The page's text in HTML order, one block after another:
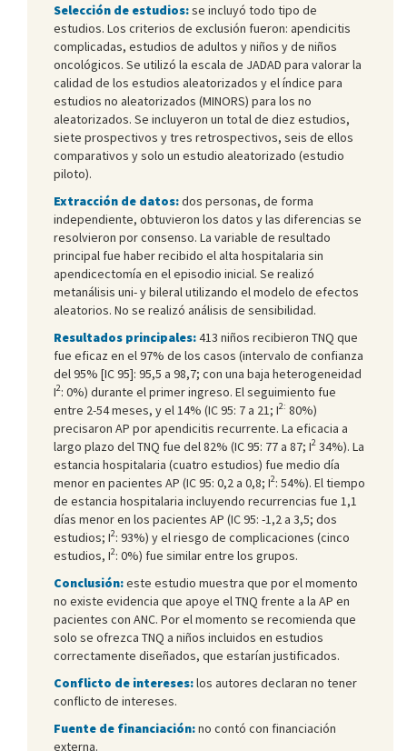
Selección de estudios:se incluyó todo tipo de
estudios. Los criterios de exclusión fueron: apendicitis
complicadas, estudios de adultos y niños y de niños
oncológicos. Se utilizó la escala de JADAD para valorar la
calidad de los estudios aleatorizados y el índice para
estudios no aleatorizados (MINORS) para los no
aleatorizados. Se incluyeron un total de diez estudios,
siete prospectivos y tres retrospectivos, seis de ellos
comparativos y solo un estudio aleatorizado (estudio
piloto).
Extracción de datos:dos personas, de forma
independiente, obtuvieron los datos y las diferencias se
resolvieron por consenso. La variable de resultado
principal fue haber recibido el alta hospitalaria sin
apendicectomía en el episodio inicial. Se realizó
metanálisis uni- y bileral utilizando el modelo de efectos
aleatorios. No se realizó análisis de sensibilidad.
Resultados principales:413 niños recibieron TNQ que
fue eficaz en el 97% de los casos (intervalo de confianza
del 95% [IC 95]: 95,5 a 98,7; con una baja heterogeneidad
I2: 0%) durante el primer ingreso. El seguimiento fue
entre 2-54 meses, y el 14% (IC 95: 7 a 21; I2: 80%)
precisaron AP por apendicitis recurrente. La eficacia a
largo plazo del TNQ fue del 82% (IC 95: 77 a 87; I2 34%). La
estancia hospitalaria (cuatro estudios) fue medio día
menor en pacientes AP (IC 95: 0,2 a 0,8; I2: 54%). El tiempo
de estancia hospitalaria incluyendo recurrencias fue 1,1
días menor en los pacientes AP (IC 95: -1,2 a 3,5; dos
estudios; I2: 93%) y el riesgo de complicaciones (cinco
estudios, I2: 0%) fue similar entre los grupos.
Conclusión:este estudio muestra que por el momento
no existe evidencia que apoye el TNQ frente a la AP en
pacientes con ANC. Por el momento se recomienda que
solo se ofrezca TNQ a niños incluidos en estudios
correctamente diseñados, que estarían justificados.
Conflicto de intereses:los autores declaran no tener
conflicto de intereses.
Fuente de financiación:no contó con financiación
externa.